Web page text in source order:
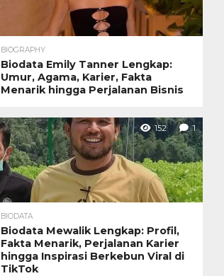
BIOGRAPHY
Biodata Emily Tanner Lengkap:
Umur, Agama, Karier, Fakta
Menarik hingga Perjalanan Bisnis
152 1
BIODATA
Biodata Mewalik Lengkap: Profil,
Fakta Menarik, Perjalanan Karier
hingga Inspirasi Berkebun Viral di
TikTok